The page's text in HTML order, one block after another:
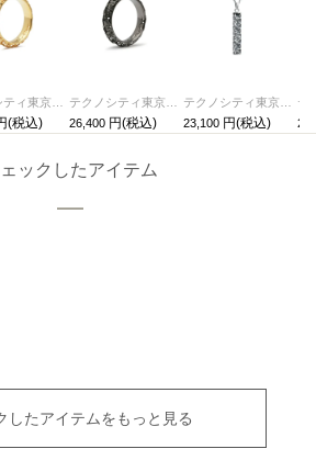
26,400
23,100
ックしたアイテム
したアイテムをもっと見る